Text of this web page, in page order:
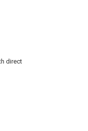
direct